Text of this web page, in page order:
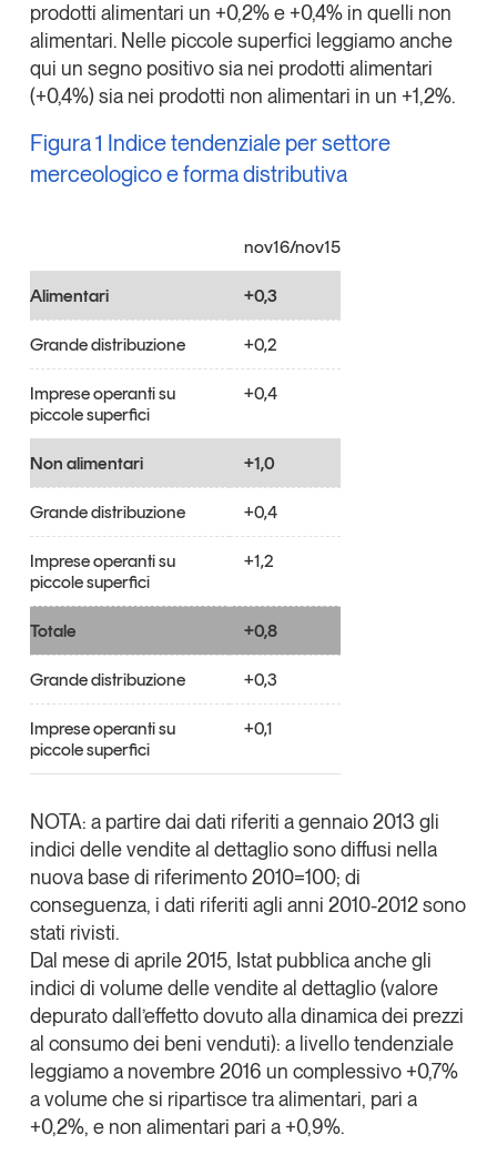
Chi siamo
Newsletter
Contatti
Tendenze Journal
La nostra newsletter nella tua email
Un anno di
Tendenze
Leggi il magazine
Tendenze è il magazine di GS1 Italy che racconta in
consumo e dell’economia a professionisti e
consumatori
GS1 Italy GS1 Italy GS1 Italy
Tendenze
GS1 Italy
prodotti alimentari un +0,2% e +0,4% in quelli non
alimentari. Nelle piccole superfici leggiamo anche
qui un segno positivo sia nei prodotti alimentari
(+0,4%) sia nei prodotti non alimentari in un +1,2%.
Figura 1 Indice tendenziale per settore
merceologico e forma distributiva
nov16/nov15
Alimentari +0,3
Grande distribuzione +0,2
Imprese operanti su
piccole superfici
+0,4
Non alimentari +1,0
Grande distribuzione +0,4
Imprese operanti su
piccole superfici
+1,2
Totale +0,8
Grande distribuzione +0,3
Imprese operanti su
piccole superfici
+0,1
NOTA: a partire dai dati riferiti a gennaio 2013 gli
indici delle vendite al dettaglio sono diffusi nella
nuova base di riferimento 2010=100; di
conseguenza, i dati riferiti agli anni 2010-2012 sono
stati rivisti.
Dal mese di aprile 2015, Istat pubblica anche gli
indici di volume delle vendite al dettaglio (valore
depurato dall’effetto dovuto alla dinamica dei prezzi
al consumo dei beni venduti): a livello tendenziale
leggiamo a novembre 2016 un complessivo +0,7%
a volume che si ripartisce tra alimentari, pari a
+0,2%, e non alimentari pari a +0,9%.